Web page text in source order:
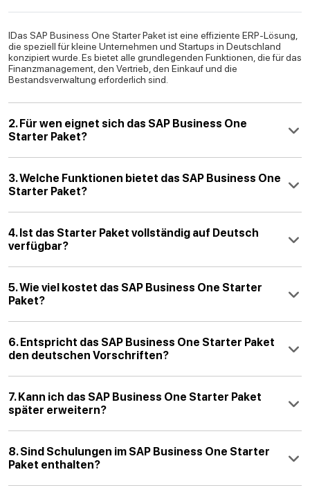
IDas SAP Business One Starter Paket ist eine effiziente ERP-Lösung,
die speziell für kleine Unternehmen und Startups in Deutschland
konzipiert wurde. Es bietet alle grundlegenden Funktionen, die für das
Finanzmanagement, den Vertrieb, den Einkauf und die
Bestandsverwaltung erforderlich sind.
2. Für wen eignet sich das SAP Business One
Starter Paket?
3. Welche Funktionen bietet das SAP Business One
Starter Paket?
4. Ist das Starter Paket vollständig auf Deutsch
verfügbar?
5. Wie viel kostet das SAP Business One Starter
Paket?
6. Entspricht das SAP Business One Starter Paket
den deutschen Vorschriften?
7. Kann ich das SAP Business One Starter Paket
später erweitern?
8. Sind Schulungen im SAP Business One Starter
Paket enthalten?